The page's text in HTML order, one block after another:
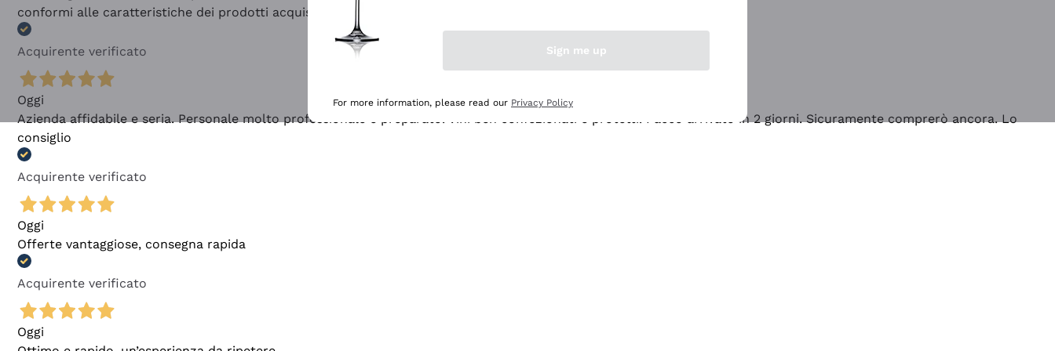
conformi alle caratteristiche dei prodotti acquistati
Acquirente verificato
Oggi
Azienda affidabile e seria. Personale molto professionale e preparato. Vini ben confezionati e protetti. Pacco arrivato in 2 giorni. Sicuramente comprerò ancora. Lo
consiglio
Acquirente verificato
Oggi
Offerte vantaggiose, consegna rapida
Acquirente verificato
Oggi
Sign me up
For more information, please read our Privacy Policy